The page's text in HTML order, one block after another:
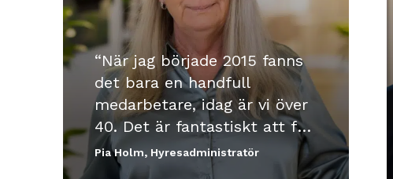
När jag började 2015 fanns
det bara en handfull
medarbetare, idag är vi över
40. Det är fantastiskt att få
följa med på resan.
Pia Holm, Hyresadministratör